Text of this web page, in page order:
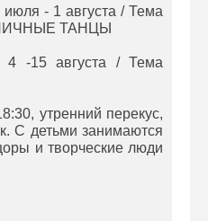
- 1 августа / Тема
ТАНЦЫ
-15 августа / Тема
утренний перекус,
С детьми занимаются
и творческие люди